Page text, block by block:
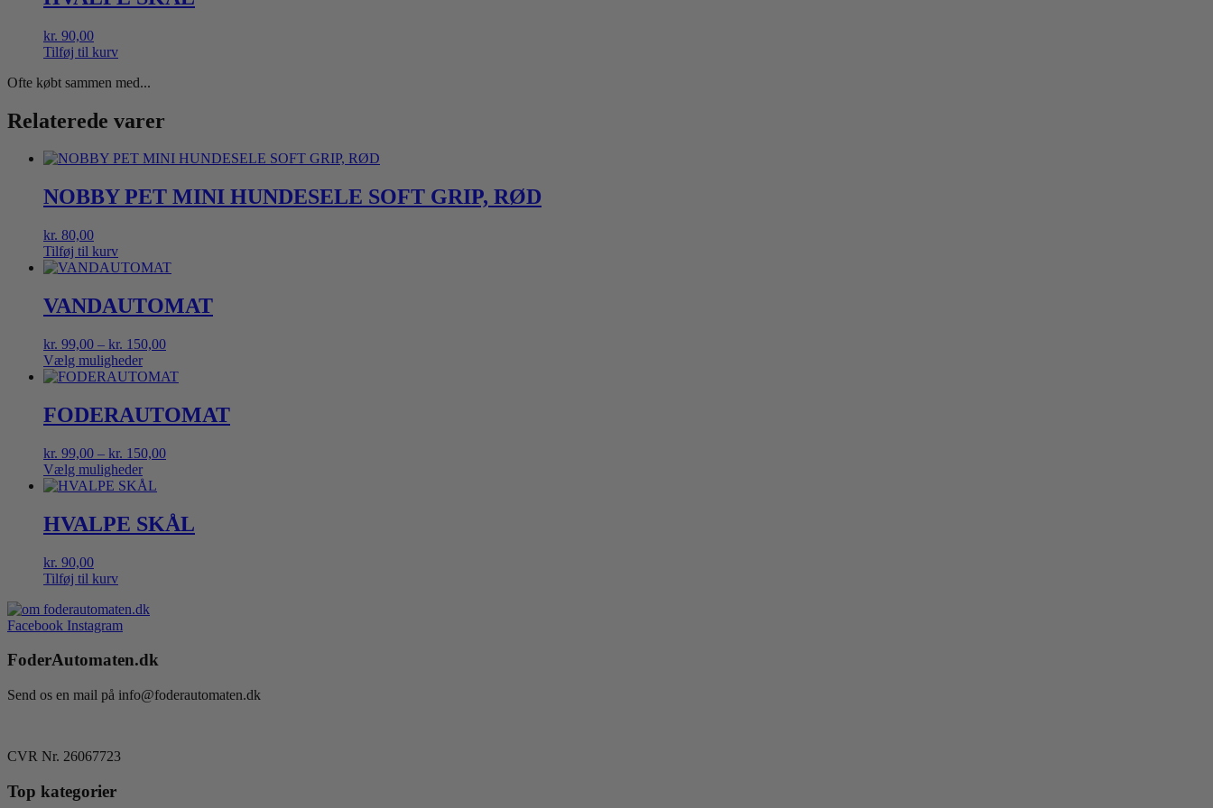
flere
Mulighederne
kan
på
kr. 90,00
Tilføj til kurv
Ofte købt sammen med...
Relaterede varer
NOBBY PET MINI HUNDESELE SOFT GRIP, RØD
kr. 80,00
Tilføj til kurv
VANDAUTOMAT
kr. 99,00 – kr. 150,00Prisinterval:
til
Vælg muligheder
Dette
har
flere
Mulighederne
kan
vælges
varesiden
FODERAUTOMAT
kr. 99,00 – kr. 150,00Prisinterval:
Vælg muligheder
Dette
har
flere
Mulighederne
kan
på
varesiden
HVALPE SKÅL
kr. 90,00
Tilføj til kurv
Facebook Instagram
FoderAutomaten.dk
Send os en mail på info@foderautomaten.dk
CVR Nr. 26067723
Top kategorier